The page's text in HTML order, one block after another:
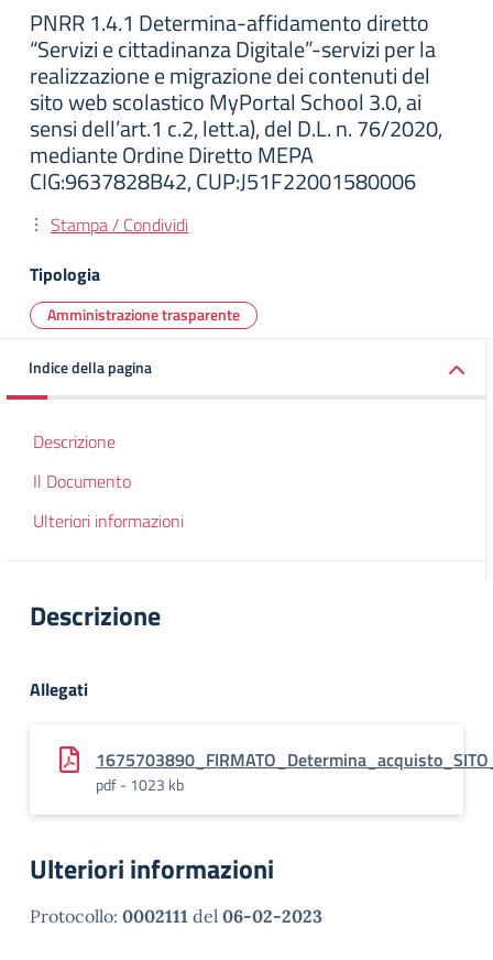
PNRR 1.4.1 Determina-affidamento diretto
“Servizi e cittadinanza Digitale”-servizi per la
realizzazione e migrazione dei contenuti del
sito web scolastico MyPortal School 3.0, ai
sensi dell’art.1 c.2, lett.a), del D.L. n. 76/2020,
mediante Ordine Diretto MEPA
CIG:9637828B42, CUP:J51F22001580006
Stampa / Condividi
Tipologia
Amministrazione trasparente
Indice della pagina
Descrizione
Il Documento
Ulteriori informazioni
Descrizione
Allegati
pdf - 1023 kb
Ulteriori informazioni
Protocollo: 0002111 del 06-02-2023